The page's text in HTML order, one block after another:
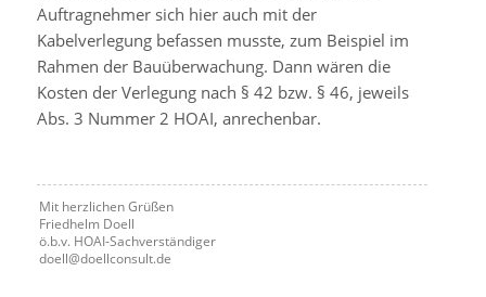
Auftragnehmer sich hier auch mit der
Kabelverlegung befassen musste, zum Beispiel im
Rahmen der Bauüberwachung. Dann wären die
Kosten der Verlegung nach § 42 bzw. § 46, jeweils
Abs. 3 Nummer 2 HOAI, anrechenbar.
Mit herzlichen Grüßen
Friedhelm Doell
ö.b.v. HOAI-Sachverständiger
doell@doellconsult.de